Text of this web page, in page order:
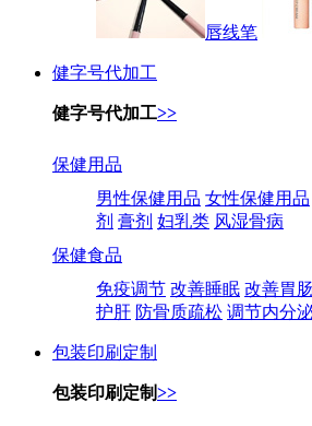
唇线笔
健字号代加工
健字号代加工>>
保健用品
男性保健用品 女性保健用品
剂 膏剂 妇乳类 风湿骨病
保健食品
免疫调节 改善睡眠 改善胃肠
护肝 防骨质疏松 调节内分
包装印刷定制
包装印刷定制>>